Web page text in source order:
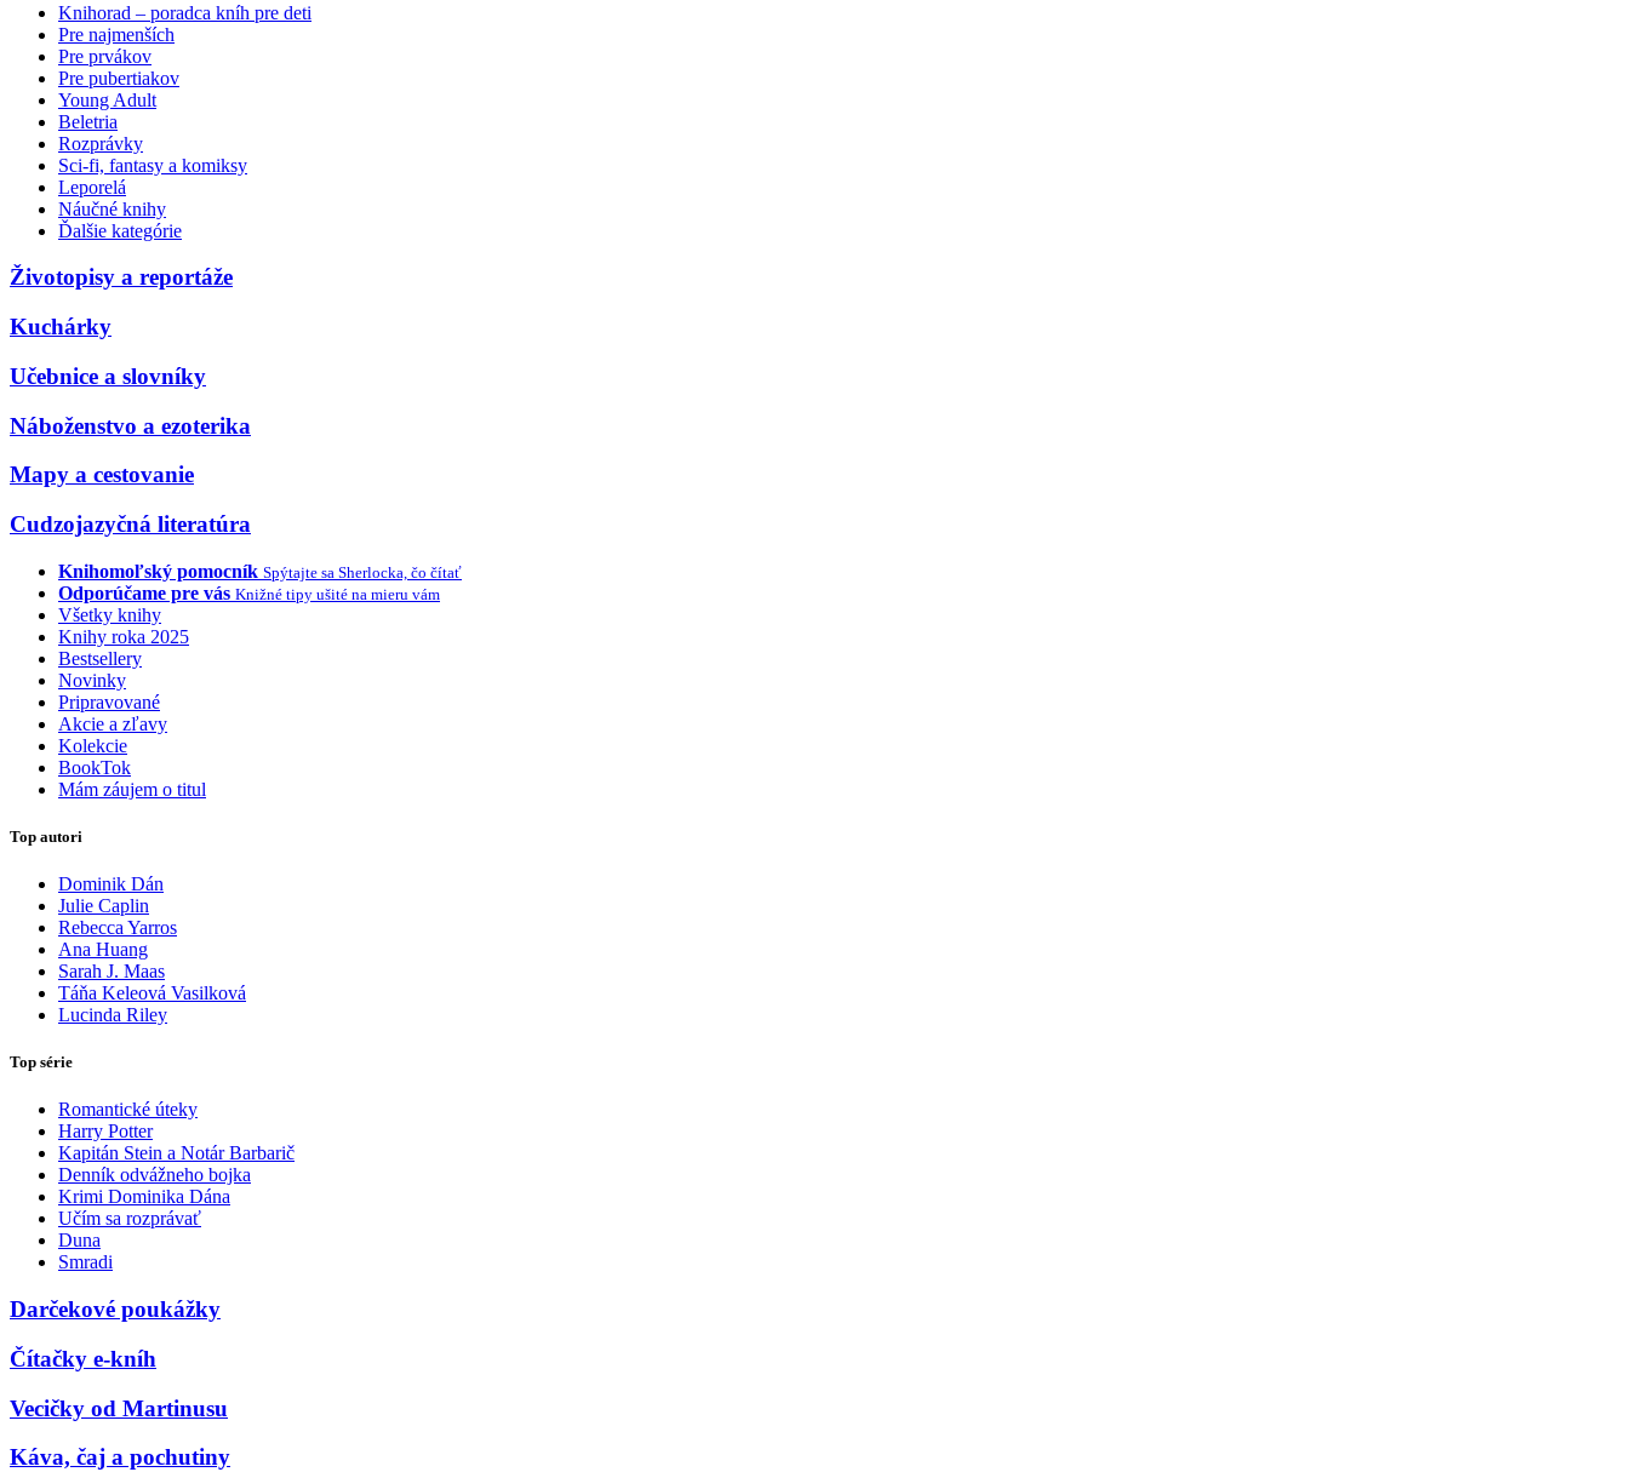
Knihorad – poradca kníh pre deti
Pre najmenších
Pre prvákov
Pre pubertiakov
Young Adult
Beletria
Rozprávky
Sci-fi, fantasy a komiksy
Leporelá
Náučné knihy
Ďalšie kategórie
Životopisy a reportáže
Kuchárky
Učebnice a slovníky
Náboženstvo a ezoterika
Mapy a cestovanie
Cudzojazyčná literatúra
Knihomoľský pomocník Spýtajte sa Sherlocka, čo čítať
Odporúčame pre vás Knižné tipy ušité na mieru vám
Všetky knihy
Knihy roka 2025
Bestsellery
Novinky
Pripravované
Akcie a zľavy
Kolekcie
BookTok
Mám záujem o titul
Top autori
Dominik Dán
Julie Caplin
Rebecca Yarros
Ana Huang
Sarah J. Maas
Táňa Keleová Vasilková
Lucinda Riley
Top série
Romantické úteky
Harry Potter
Kapitán Stein a Notár Barbarič
Denník odvážneho bojka
Krimi Dominika Dána
Učím sa rozprávať
Duna
Smradi
Darčekové poukážky
Čítačky e-kníh
Vecičky od Martinusu
Káva, čaj a pochutiny